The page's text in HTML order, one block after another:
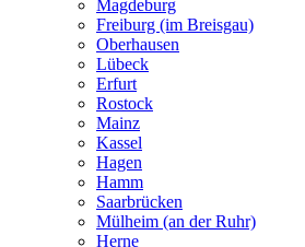
Magdeburg
Freiburg (im Breisgau)
Oberhausen
Lübeck
Erfurt
Rostock
Mainz
Kassel
Hagen
Hamm
Saarbrücken
Mülheim (an der Ruhr)
Herne